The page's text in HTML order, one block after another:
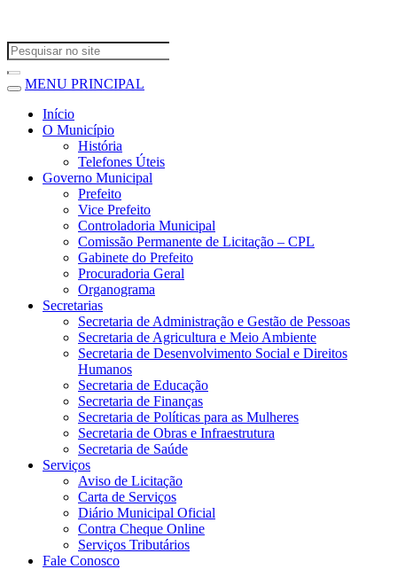
MENU PRINCIPAL
Início
O Município
História
Telefones Úteis
Governo Municipal
Prefeito
Vice Prefeito
Controladoria Municipal
Comissão Permanente de Licitação – CPL
Gabinete do Prefeito
Procuradoria Geral
Organograma
Secretarias
Secretaria de Administração e Gestão de Pessoas
Secretaria de Agricultura e Meio Ambiente
Secretaria de Desenvolvimento Social e Direitos
Humanos
Secretaria de Educação
Secretaria de Finanças
Secretaria de Políticas para as Mulheres
Secretaria de Obras e Infraestrutura
Secretaria de Saúde
Serviços
Aviso de Licitação
Carta de Serviços
Diário Municipal Oficial
Contra Cheque Online
Serviços Tributários
Fale Conosco